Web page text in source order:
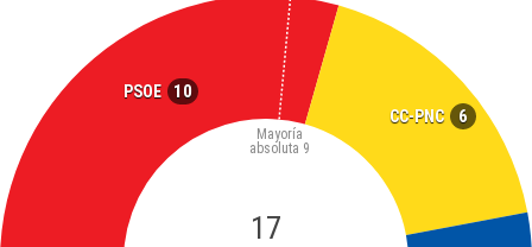
PSOE 10
CC-PNC 6
17
Mayoría
absoluta 9